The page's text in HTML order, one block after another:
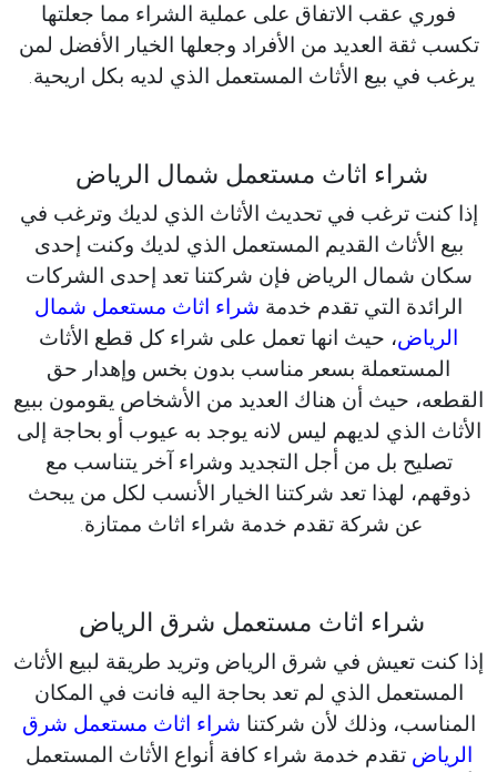
فوري عقب الاتفاق على عملية الشراء مما جعلتها
تكسب ثقة العديد من الأفراد وجعلها الخيار الأفضل لمن
يرغب في بيع الأثاث المستعمل الذي لديه بكل اريحية.
شراء اثاث مستعمل شمال الرياض
إذا كنت ترغب في تحديث الأثاث الذي لديك وترغب في
بيع الأثاث القديم المستعمل الذي لديك وكنت إحدى
سكان شمال الرياض فإن شركتنا تعد إحدى الشركات
الرائدة التي تقدم خدمة شراء اثاث مستعمل شمال
الرياض، حيث انها تعمل على شراء كل قطع الأثاث
المستعملة بسعر مناسب بدون بخس وإهدار حق
القطعه، حيث أن هناك العديد من الأشخاص يقومون ببيع
الأثاث الذي لديهم ليس لانه يوجد به عيوب أو بحاجة إلى
تصليح بل من أجل التجديد وشراء آخر يتناسب مع
ذوقهم، لهذا تعد شركتنا الخيار الأنسب لكل من يبحث
عن شركة تقدم خدمة شراء اثاث ممتازة.
شراء اثاث مستعمل شرق الرياض
إذا كنت تعيش في شرق الرياض وتريد طريقة لبيع الأثاث
المستعمل الذي لم تعد بحاجة اليه فانت في المكان
المناسب، وذلك لأن شركتنا شراء اثاث مستعمل شرق
الرياض تقدم خدمة شراء كافة أنواع الأثاث المستعمل